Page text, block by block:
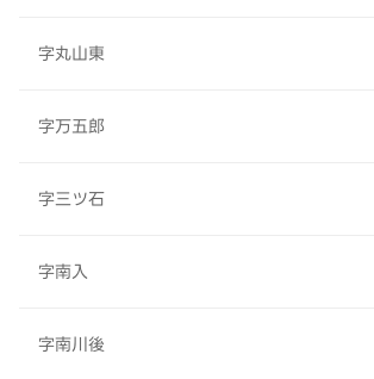
字丸山東
字万五郎
字三ツ石
字南入
字南川後